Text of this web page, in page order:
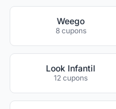
Weego
8 cupons
Look Infantil
12 cupons